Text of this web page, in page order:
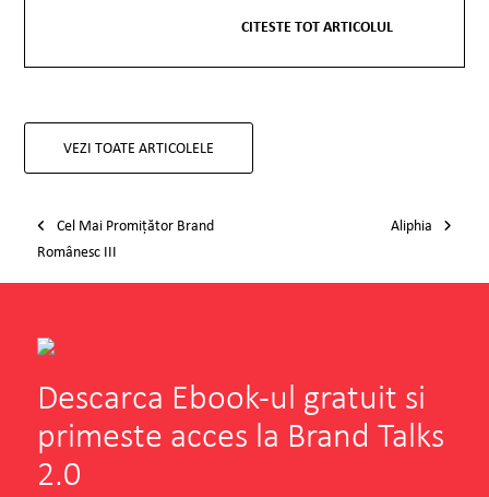
CITESTE TOT ARTICOLUL
VEZI TOATE ARTICOLELE
Cel Mai Promiţător Brand
Românesc III
Aliphia
Descarca Ebook-ul gratuit si
primeste acces la Brand Talks
2.0